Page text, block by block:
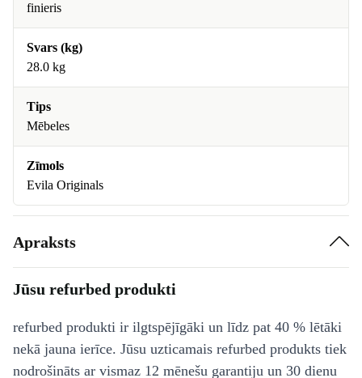
finieris
Svars (kg)
28.0 kg
Tips
Mēbeles
Zīmols
Evila Originals
Apraksts
Jūsu refurbed produkti
refurbed produkti ir ilgtspējīgāki un līdz pat 40 % lētāki
nekā jauna ierīce. Jūsu uzticamais refurbed produkts tiek
nodrošināts ar vismaz 12 mēnešu garantiju un 30 dienu